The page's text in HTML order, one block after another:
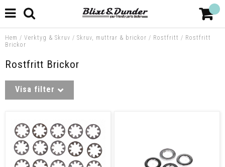
Hem / Verktyg & Skruv / Skruv, muttrar & brickor / Rostfritt / Rostfritt
Brickor
Rostfritt Brickor
Visa filter